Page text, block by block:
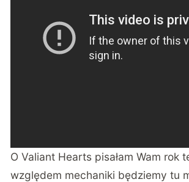
O Valiant Hearts pisałam Wam rok
względem mechaniki będziemy tu